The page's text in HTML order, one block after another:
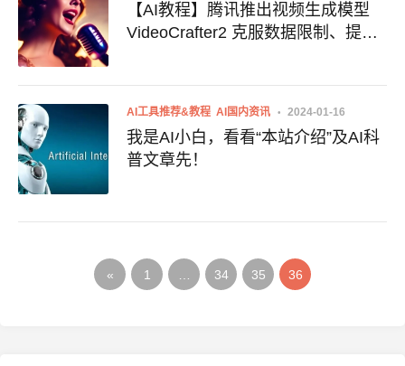
【AI教程】腾讯推出视频生成模型
VideoCrafter2 克服数据限制、提高
AI工具推荐&教程 AI国内资讯 2024-01-16
我是AI小白，看看“本站介绍”及AI科
普文章先！
« 1 34 35 36